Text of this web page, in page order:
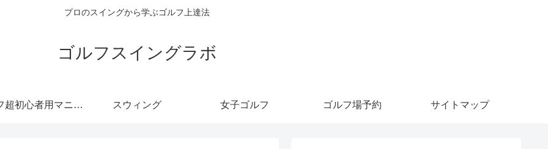
プロのスイングから学ぶゴルフ上達法
ゴルフスイングラボ
超初心者用マニュ スウィング 女子ゴルフ ゴルフ場予約 サイトマップ